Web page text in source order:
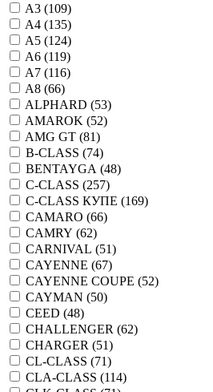
A3 (109)
A4 (135)
A5 (124)
A6 (119)
A7 (116)
A8 (66)
ALPHARD (53)
AMAROK (52)
AMG GT (81)
B-CLASS (74)
BENTAYGA (48)
C-CLASS (257)
C-CLASS КУПЕ (169)
CAMARO (66)
CAMRY (62)
CARNIVAL (51)
CAYENNE (67)
CAYENNE COUPE (52)
CAYMAN (50)
CEED (48)
CHALLENGER (62)
CHARGER (51)
CL-CLASS (71)
CLA-CLASS (114)